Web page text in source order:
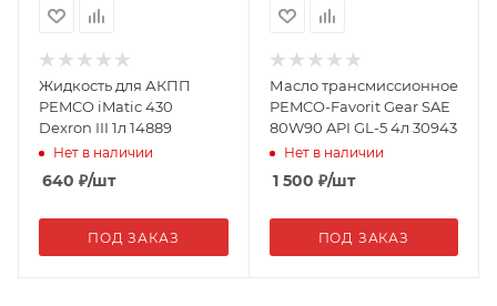
Жидкость для АКПП
PEMCO iMatic 430
Dexron III 1л 14889
Нет в наличии
640 ₽/шт
ПОД ЗАКАЗ
Масло трансмиссионное
PEMCO-Favorit Gear SAE
80W90 API GL-5 4л 30943
Нет в наличии
1 500 ₽/шт
ПОД ЗАКАЗ